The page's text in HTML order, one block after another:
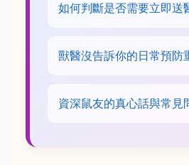
如何判斷是否需要立即送
獸醫沒告訴你的日常預防
資深鼠友的真心話與常見